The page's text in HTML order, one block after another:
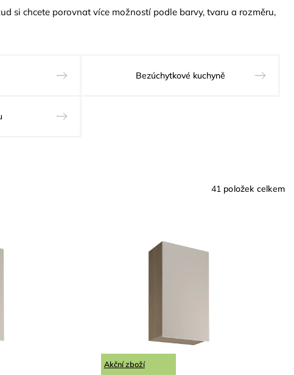
si chcete porovnat více možností podle barvy, tvaru a rozměru,
Bezúchytkové kuchyně
41 položek celkem
Akční zboží